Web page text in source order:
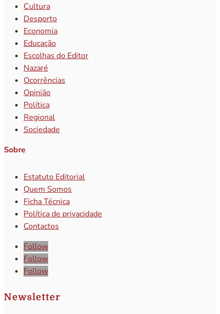
Cultura
Desporto
Economia
Educação
Escolhas do Editor
Nazaré
Ocorrências
Opinião
Política
Regional
Sociedade
Sobre
Estatuto Editorial
Quem Somos
Ficha Técnica
Política de privacidade
Contactos
Follow
Follow
Follow
Newsletter